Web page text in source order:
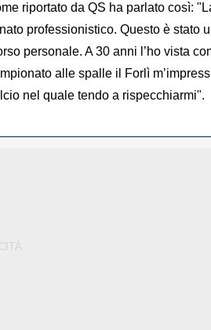
riportato da QS ha parlato così:
professionistico. Questo è stato
personale. A 30 anni l’ho vista
alle spalle il Forlì
nel quale tendo a rispecchiarmi".